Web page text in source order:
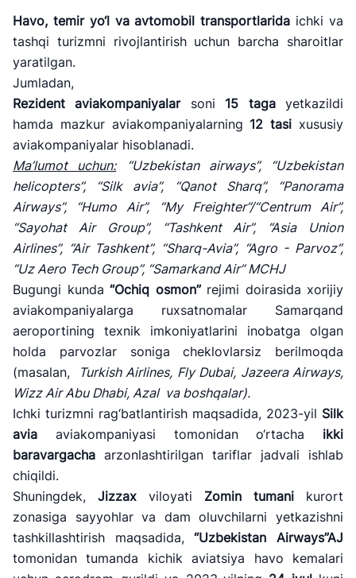
Havo, temir yo‘l va avtomobil transportlarida ichki va
tashqi turizmni rivojlantirish uchun barcha sharoitlar
yaratilgan.
Jumladan,
Rezident aviakompaniyalarsoni 15 tagayetkazildi
hamda mazkur aviakompaniyalarning 12tasi xususiy
aviakompaniyalar hisoblanadi.
Ma’lumot uchun:
“Uzbekistan airways”, “Uzbekistan
helicopters”, “Silk avia”, “Qanot Sharq”, “Panorama
Airways”, “Humo Air”, “My Freighter”/“Centrum Air”,
“Sayohat Air Group”, “Tashkent Air”, “Asia Union
Airlines”, “Air Tashkent”, “Sharq-Avia”, “Agro - Parvoz”,
“Uz Aero Tech Group”, “Samarkand Air” MCHJ
Bugungi kunda “Ochiq osmon”rejimi doirasida xorijiy
aviakompaniyalarga ruxsatnomalar Samarqand
aeroportining texnik imkoniyatlarini inobatga olgan
holda parvozlar soniga cheklovlarsiz berilmoqda
(masalan, Turkish Airlines, Fly Dubai, Jazeera Airways,
Wizz Air Abu Dhabi, Azal va boshqalar).
Ichki turizmni rag‘batlantirish maqsadida, 2023-yil Silk
avia aviakompaniyasi tomonidan o‘rtacha ikki
baravargacha arzonlashtirilgan tariflar jadvali ishlab
chiqildi.
Shuningdek, Jizzax viloyati Zomin tumani kurort
zonasiga sayyohlar va dam oluvchilarni yetkazishni
tashkillashtirish maqsadida,“Uzbekistan Airways”AJ
tomonidan tumanda kichik aviatsiya havo kemalari